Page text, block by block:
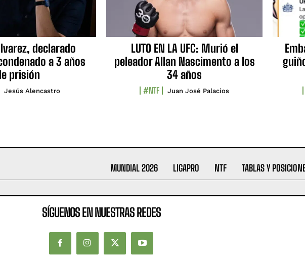
declarado
a 3 años
prisión
Jesús Alencastro
LUTO EN LA UFC: Murió el
peleador Allan Nascimento a los
34 años
#NTF Juan José Palacios
MUNDIAL 2026 LIGAPRO NTF TABLAS Y
SÍGUENOS EN NUESTRAS REDES